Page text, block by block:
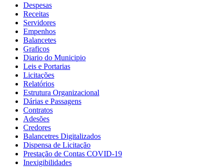
Despesas
Receitas
Servidores
Empenhos
Balancetes
Graficos
Diario do Municipio
Leis e Portarias
Licitações
Relatórios
Estrutura Organizacional
Dárias e Passagens
Contratos
Adesões
Credores
Balancetres Digitalizados
Dispensa de Licitação
Prestação de Contas COVID-19
Inexigibilidades